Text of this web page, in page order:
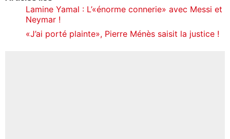
Lamine Yamal : L’«énorme connerie» avec Messi et
Neymar !
«J’ai porté plainte», Pierre Ménès saisit la justice !